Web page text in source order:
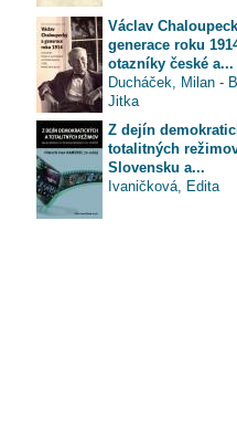
Václav
generace roku
otazníky české a...
Ducháček, Milan -
Jitka
Z dejín
totalitných
Slovensku a...
Ivaničková, Edita